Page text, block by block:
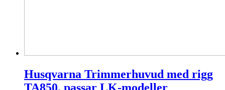
Husqvarna Trimmerhuvud med rigg